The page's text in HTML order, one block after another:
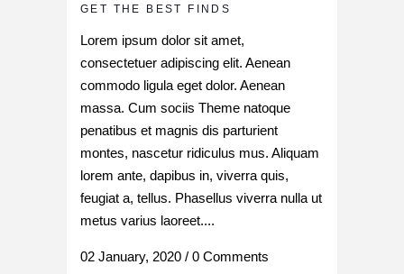
GET THE BEST FINDS
Lorem ipsum dolor sit amet,
consectetuer adipiscing elit. Aenean
commodo ligula eget dolor. Aenean
massa. Cum sociis Theme natoque
penatibus et magnis dis parturient
montes, nascetur ridiculus mus. Aliquam
lorem ante, dapibus in, viverra quis,
feugiat a, tellus. Phasellus viverra nulla ut
metus varius laoreet....
02 January, 2020 / 0 Comments